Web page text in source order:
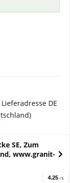
DE
SE, Zum
www.granit-